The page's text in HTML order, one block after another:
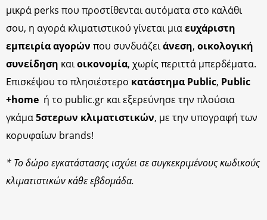
μικρά perks που προστίθενται αυτόματα στο καλάθι
σου, η αγορά κλιματιστικού γίνεται μιαευχάριστη
εμπειρία αγορών που συνδυάζειάνεση, οικολογική
συνείδηση καιοικονομία, χωρίς περιττά μπερδέματα.
Επισκέψου το πλησιέστερο κατάστημα Public, Public
+home ή το public.gr και εξερεύνησε την πλούσια
γκάμα5στερων κλιματιστικών, με την υπογραφή των
κορυφαίων brands!
* Το δώρο εγκατάστασης ισχύει σε συγκεκριμένους κωδικούς
κλιματιστικών κάθε εβδομάδα.